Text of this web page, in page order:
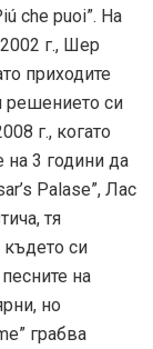
che puoi”. На
г., Шер
приходите
решението си
г., когато
3 години да
Palase”, Лас
тя
където си
на
но
грабва